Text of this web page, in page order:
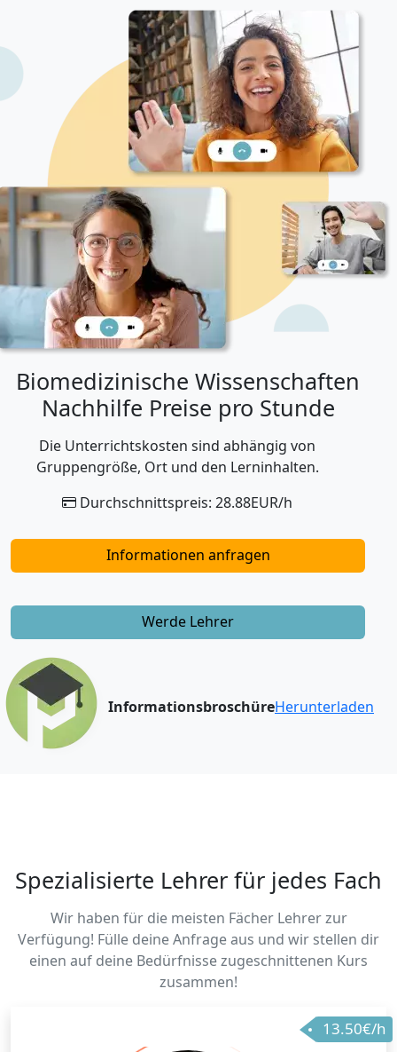
Gemeinsam können wir an den Themen arbeiten, bei
denen du dir noch unsicher bist, sei es zur
Prüfungsvorbereitung, für besseres Verständnis
oder einfach, um in der Schule oder im Studium noch
sicherer zu werden. Dabei passe ich mich voll an dich
und deine Wünsche an. Wir können uns online
treffen, bei dir vor Ort oder ganz entspannt in einem
Café. Bei längeren Anfahrten würde ich einen kleinen
Unkostenbeitrag berechnen. Lass uns zusammen
deine Stärken fördern und die schwierigen Themen
in den Griff bekommen – damit du deine Ziele
erreichst und mit einem sicheren Gefühl
weiterkommst! Liebe Grüße Sara
Biomedizinische Wissenschaften
Nachhilfe Preise pro Stunde
Die Unterrichtskosten sind abhängig von
Gruppengröße, Ort und den Lerninhalten.
Durchschnittspreis: 28.88EUR/h
Informationen anfragen
Werde Lehrer
InformationsbroschüreHerunterladen
Spezialisierte Lehrer für jedes Fach
Wir haben für die meisten Fächer Lehrer zur
Verfügung! Fülle deine Anfrage aus und wir stellen dir
einen auf deine Bedürfnisse zugeschnittenen Kurs
zusammen!
13.50€/h